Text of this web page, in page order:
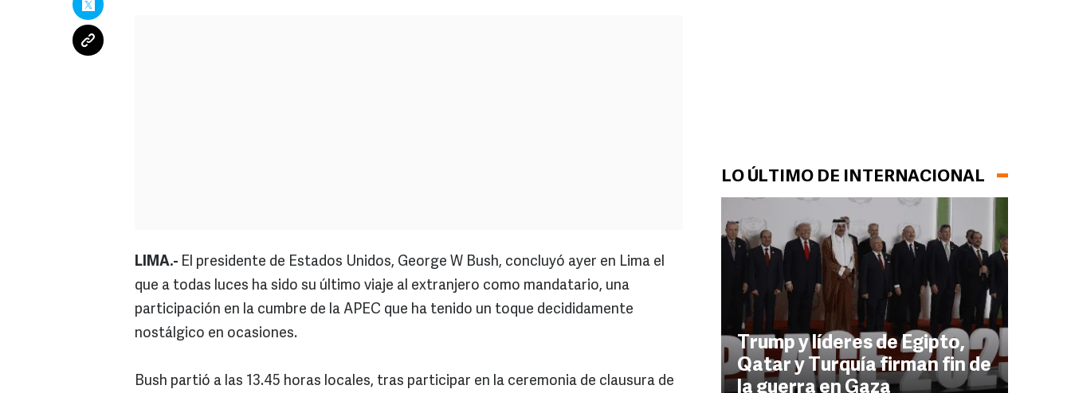
LO ÚLTIMO DE INTERNACIONAL
Trump y líderes de Egipto,
Qatar y Turquía firman fin de
la guerra en Gaza
LIMA.- El presidente de Estados Unidos, George W Bush, concluyó ayer en Lima el
que a todas luces ha sido su último viaje al extranjero como mandatario, una
participación en la cumbre de la APEC que ha tenido un toque decididamente
nostálgico en ocasiones.
Bush partió a las 13.45 horas locales, tras participar en la ceremonia de clausura de